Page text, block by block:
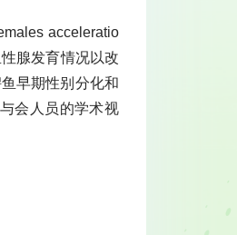
acceleratio
腺发育情况以改
早期性别分化和
会人员的学术视